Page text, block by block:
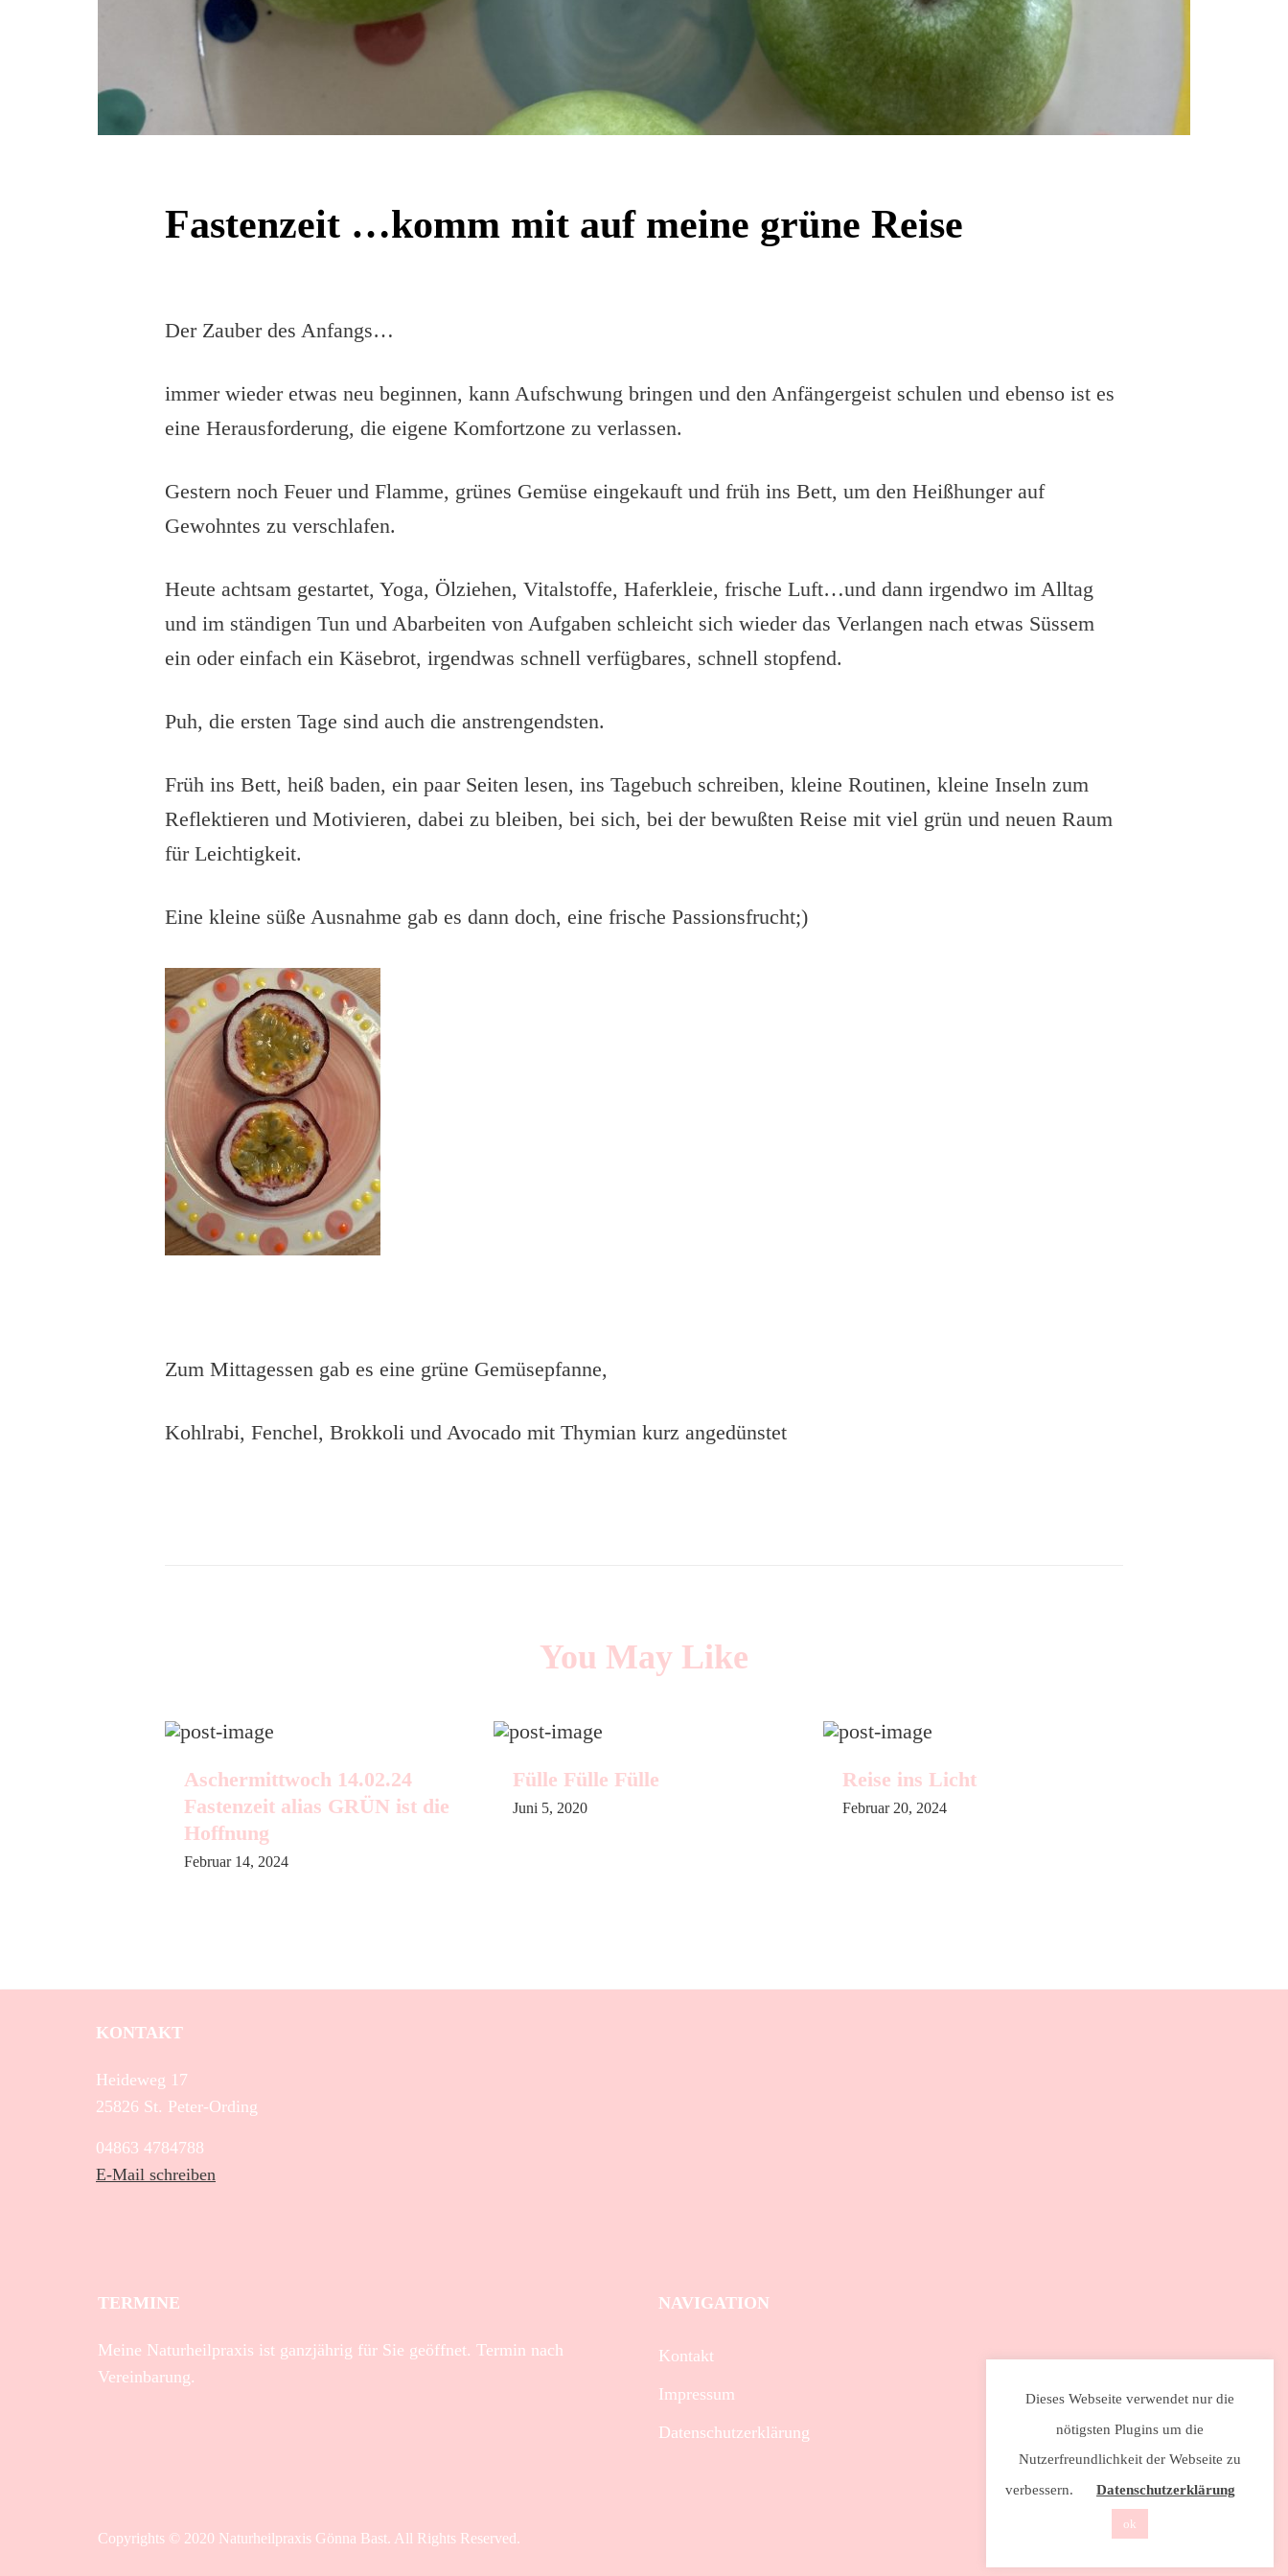
Fastenzeit …komm mit auf meine grüne Reise
Der Zauber des Anfangs…
immer wieder etwas neu beginnen, kann Aufschwung bringen und den Anfängergeist schulen und ebenso ist es
eine Herausforderung, die eigene Komfortzone zu verlassen.
Gestern noch Feuer und Flamme, grünes Gemüse eingekauft und früh ins Bett, um den Heißhunger auf
Gewohntes zu verschlafen.
Heute achtsam gestartet, Yoga, Ölziehen, Vitalstoffe, Haferkleie, frische Luft…und dann irgendwo im Alltag
und im ständigen Tun und Abarbeiten von Aufgaben schleicht sich wieder das Verlangen nach etwas Süssem
ein oder einfach ein Käsebrot, irgendwas schnell verfügbares, schnell stopfend.
Puh, die ersten Tage sind auch die anstrengendsten.
Früh ins Bett, heiß baden, ein paar Seiten lesen, ins Tagebuch schreiben, kleine Routinen, kleine Inseln zum
Reflektieren und Motivieren, dabei zu bleiben, bei sich, bei der bewußten Reise mit viel grün und neuen Raum
für Leichtigkeit.
Eine kleine süße Ausnahme gab es dann doch, eine frische Passionsfrucht;)
Zum Mittagessen gab es eine grüne Gemüsepfanne,
Kohlrabi, Fenchel, Brokkoli und Avocado mit Thymian kurz angedünstet
You May Like
Aschermittwoch 14.02.24
Fastenzeit alias GRÜN ist die
Hoffnung
Februar 14, 2024
Fülle Fülle Fülle
Juni 5, 2020
Reise ins Licht
Februar 20, 2024
KONTAKT
Heideweg 17
25826 St. Peter-Ording
04863 4784788
E-Mail schreiben
TERMINE
Meine Naturheilpraxis ist ganzjährig für Sie geöffnet. Termin nach
Vereinbarung.
NAVIGATION
Kontakt
Impressum
Datenschutzerklärung
Copyrights © 2020 Naturheilpraxis Gönna Bast. All Rights Reserved.
Dieses Webseite verwendet nur die
nötigsten Plugins um die
Nutzerfreundlichkeit der Webseite zu
verbessern.
Datenschutzerklärung
ok